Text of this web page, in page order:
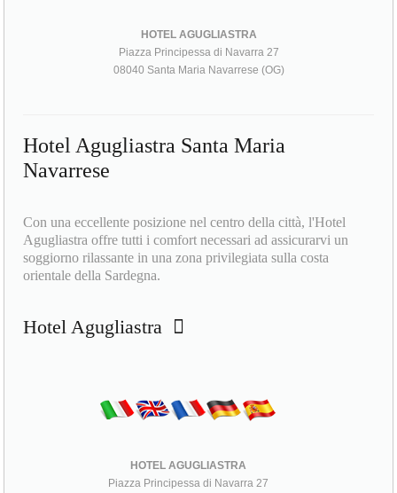
HOTEL AGUGLIASTRA
Piazza Principessa di Navarra 27
08040 Santa Maria Navarrese (OG)
Hotel Agugliastra Santa Maria
Navarrese
Con una eccellente posizione nel centro della città, l'Hotel
Agugliastra offre tutti i comfort necessari ad assicurarvi un
soggiorno rilassante in una zona privilegiata sulla costa
orientale della Sardegna.
Hotel Agugliastra
HOTEL AGUGLIASTRA
Piazza Principessa di Navarra 27